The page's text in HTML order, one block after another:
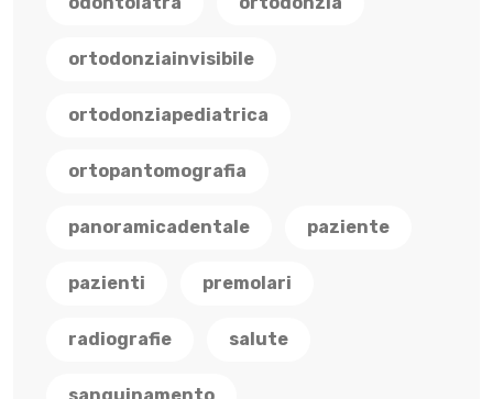
ortodonziainvisibile
ortodonziapediatrica
ortopantomografia
panoramicadentale paziente
pazienti premolari
radiografie salute